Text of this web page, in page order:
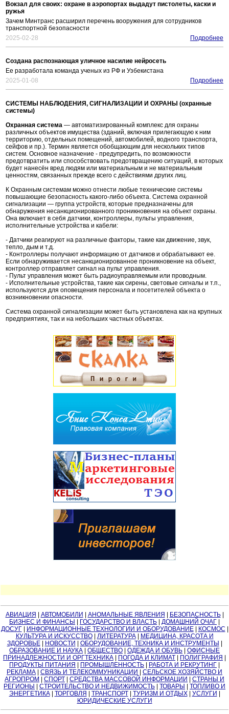
Вокзал для своих: охране в аэропортах выдадут пистолеты, каски и
ружья
Зачем Минтранс расширил перечень вооружения для сотрудников
транспортной безопасности
2025-02-28
Подробнее
Создана распознающая уличное насилие нейросеть
Ее разработала команда ученых из РФ и Узбекистана
2025-01-08
Подробнее
СИСТЕМЫ НАБЛЮДЕНИЯ, СИГНАЛИЗАЦИИ И ОХРАНЫ (охранные
системы)
Охранная система — автоматизированный комплекс для охраны
различных объектов имущества (зданий, включая прилегающую к ним
территорию, отдельных помещений, автомобилей, водного транспорта,
сейфов и пр.). Термин является обобщающим для нескольких типов
систем. Основное назначение - предупредить, по возможности
предотвратить или способствовать предотвращению ситуаций, в которых
будет нанесён вред людям или материальным и не материальным
ценностям, связанных прежде всего с действиями других лиц.
К Охранным системам можно отнести любые технические системы
повышающие безопасность какого-либо объекта. Система охранной
сигнализации — группа устройств, которые предназначены для
обнаружения несанкционированного проникновения на объект охраны.
Она включает в себя датчики, контроллеры, пульты управления,
исполнительные устройства и кабели:
- Датчики реагируют на различные факторы, такие как движение, звук,
тепло, дым и т.д.
- Контроллеры получают информацию от датчиков и обрабатывают ее.
Если обнаруживается несанкционированное проникновение на объект,
контроллер отправляет сигнал на пульт управления.
- Пульт управления может быть радиоуправляемым или проводным.
- Исполнительные устройства, такие как сирены, световые сигналы и т.п.,
используются для оповещения персонала и посетителей объекта о
возникновении опасности.
Система охранной сигнализации может быть установлена как на крупных
предприятиях, так и на небольших частных объектах.
АВИАЦИЯ АВТОМОБИЛИ АНОМАЛЬНЫЕ ЯВЛЕНИЯ БЕЗОПАСНОСТЬ|
БИЗНЕС И ФИНАНСЫ
ГОСУДАРСТВО И ВЛАСТЬ ДОМАШНИЙ ОЧАГ
ДОСУГ| ИНФОРМАЦИОННЫЕ ТЕХНОЛОГИИ И ОБОРУДОВАНИЕ| КОСМОС
КУЛЬТУРА И ИСКУССТВО| ЛИТЕРАТУРА|
МЕДИЦИНА, КРАСОТА И
ЗДОРОВЬЕ| НОВОСТИ ОБОРУДОВАНИЕ, ТЕХНИКА И ИНСТРУМЕНТЫ
ОБРАЗОВАНИЕ И НАУКА
ОБЩЕСТВО ОДЕЖДА И ОБУВЬ
ОФИСНЫЕ
ПРИНАДЛЕЖНОСТИ И ОРГТЕХНИКА
ПОГОДА И КЛИМАТ ПОЛИГРАФИЯ
ПРОДУКТЫ ПИТАНИЯ
ПРОМЫШЛЕННОСТЬ РАБОТА И РЕКРУТИНГ
РЕКЛАМА
СВЯЗЬ И ТЕЛЕКОММУНИКАЦИИ
СЕЛЬСКОЕ ХОЗЯЙСТВО И
АГРОПРОМ
СПОРТ СРЕДСТВА МАССОВОЙ ИНФОРМАЦИИ
СТРАНЫ И
РЕГИОНЫ
СТРОИТЕЛЬСТВО И НЕДВИЖИМОСТЬ ТОВАРЫ
ТОПЛИВО И
ЭНЕРГЕТИКА| ТОРГОВЛЯ ТРАНСПОРТ| ТУРИЗМ И ОТДЫХ| УСЛУГИ
ЮРИДИЧЕСКИЕ УСЛУГИ